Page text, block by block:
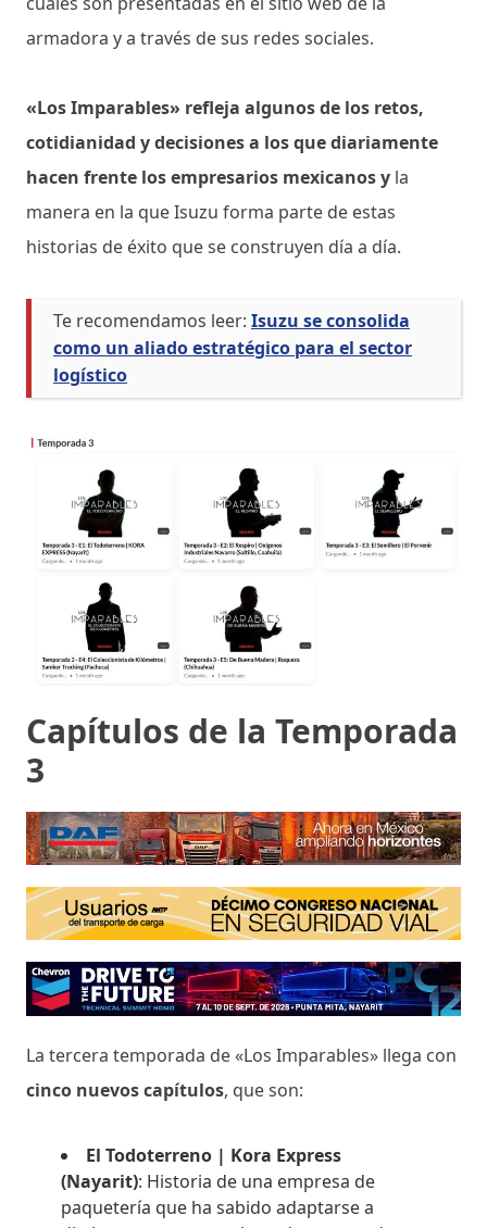
armadora y a través de sus redes sociales.
«Los Imparables» refleja algunos de los retos,
cotidianidad y decisiones a los que diariamente
hacen frente los empresarios mexicanos y la
manera en la que Isuzu forma parte de estas
historias de éxito que se construyen día a día.
Te recomendamos leer: Isuzu se consolida
como un aliado estratégico para el sector
logístico
Capítulos de la Temporada
3
La tercera temporada de «Los Imparables» llega con
cinco nuevos capítulos, que son:
El Todoterreno | Kora Express
(Nayarit): Historia de una empresa de
paquetería que ha sabido adaptarse a